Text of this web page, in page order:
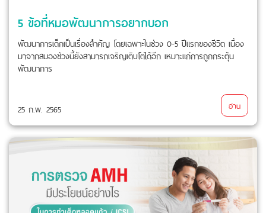
5 ข้อที่หมอพัฒนาการอยากบอก
พัฒนาการเด็กเป็นเรื่องสำคัญ โดยเฉพาะในช่วง 0-5 ปีแรกของชีวิต เนื่อง
มาจากสมองช่วงนี้ยังสามารถเจริญเติบโตได้อีก เหมาะแก่การถูกกระตุ้น
พัฒนาการ
25 ก.พ. 2565 อ่าน